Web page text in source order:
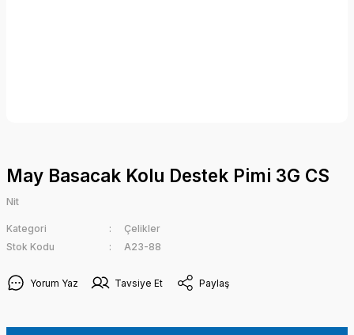
May Basacak Kolu Destek Pimi 3G CS
Nit
Kategori
Çelikler
Stok Kodu
A23-88
Yorum Yaz Tavsiye Et Paylaş